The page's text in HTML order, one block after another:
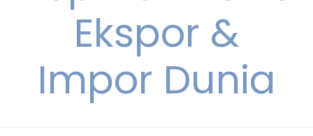
Ekspor &
Impor Dunia